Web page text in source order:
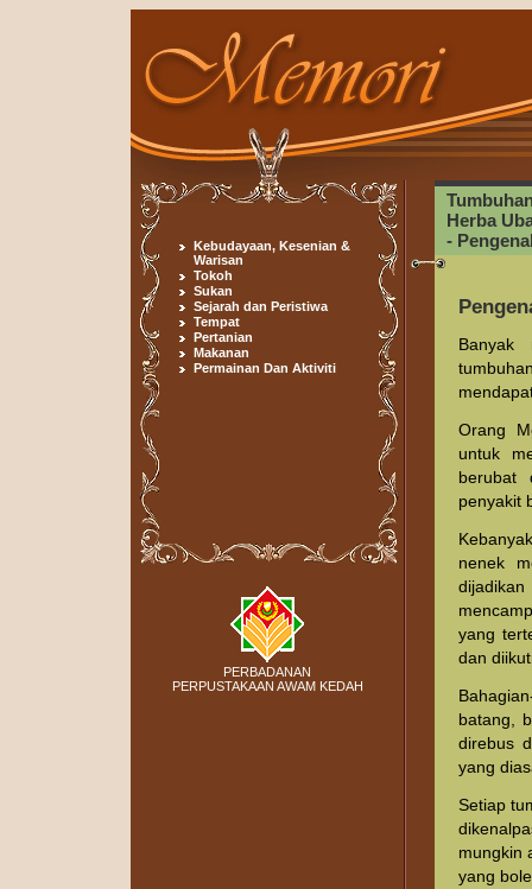
Kebudayaan, Kesenian &
Warisan
Tokoh
Sukan
Sejarah dan Peristiwa
Tempat
Pertanian
Makanan
Permainan Dan Aktiviti
PERBADANAN
PERPUSTAKAAN AWAM KEDAH
Herba
-
Banyak
Orang
untuk
berubat
penyakit
nenek
yang
dan
batang,
direbus
yang
Setiap
mungkin
yang